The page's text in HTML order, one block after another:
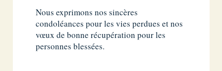
Nous exprimons nos sincères
condoléances pour les vies perdues et nos
vœux de bonne récupération pour les
personnes blessées.